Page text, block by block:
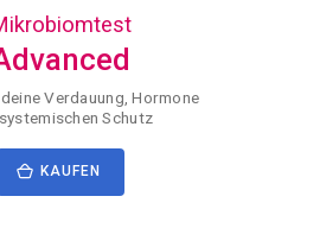
Verdauung, Hormone
Schutz
KAUFEN